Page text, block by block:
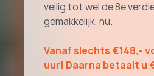
veilig tot wel de 8e
gemakkelijk, nu.
Vanaf slechts €148,-
uur! Daarna betaalt u